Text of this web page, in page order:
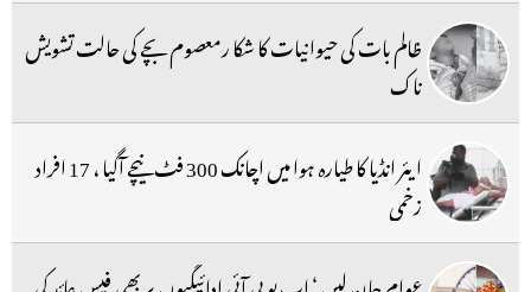
ظالم بات کی حیوانیات کا شکا رمعصوم بچے کی حالت تشویش
ناک
ایئر انڈیا کا طیارہ ہوا میں اچانک 300 فٹ نیچے آگیا ، 17 افراد
زخمی